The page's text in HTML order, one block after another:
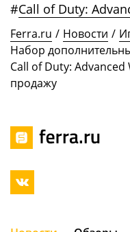
#Call of Duty:
Ferra.ru / Новости /
Набор
Call of Duty: Advanced
продажу